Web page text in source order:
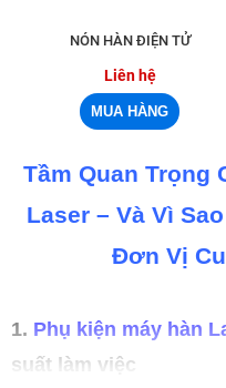
NÓN HÀN ĐIỆN TỬ
Liên hệ
Tầm Quan Trọng
Laser – Và Vì
Đơn Vị
1. Phụ kiện máy hàn
suất làm việc